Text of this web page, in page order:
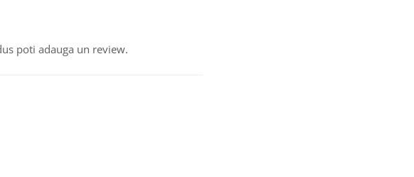
poti adauga un review.